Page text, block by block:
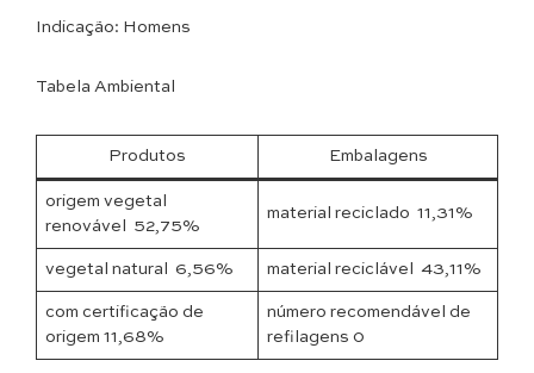
Indicação: Homens
Tabela Ambiental
Produtos Embalagens
origem vegetal
renovável 52,75%
material reciclado 11,31%
vegetal natural 6,56% material reciclável 43,11%
com certificação de
origem 11,68%
número recomendável de
refilagens 0